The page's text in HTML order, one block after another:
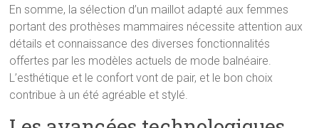
En somme, la sélection d’un maillot adapté aux femmes
portant des prothèses mammaires nécessite attention aux
détails et connaissance des diverses fonctionnalités
offertes par les modèles actuels de mode balnéaire.
L’esthétique et le confort vont de pair, et le bon choix
contribue à un été agréable et stylé.